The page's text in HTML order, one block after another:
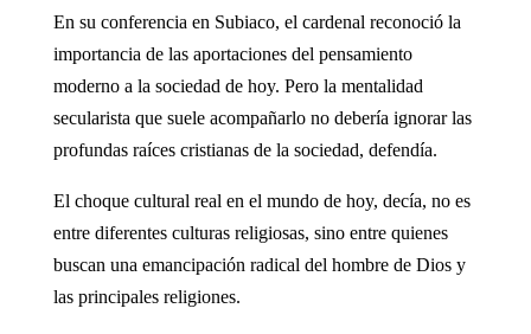
En su conferencia en Subiaco, el cardenal reconoció la
importancia de las aportaciones del pensamiento
moderno a la sociedad de hoy. Pero la mentalidad
secularista que suele acompañarlo no debería ignorar las
profundas raíces cristianas de la sociedad, defendía.
El choque cultural real en el mundo de hoy, decía, no es
entre diferentes culturas religiosas, sino entre quienes
buscan una emancipación radical del hombre de Dios y
las principales religiones.